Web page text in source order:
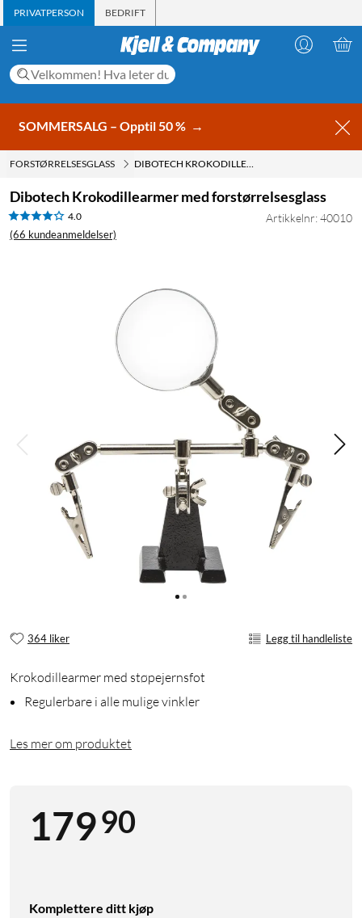
PRIVATPERSON BEDRIFT
SOMMERSALG – Opptil 50 % →
FORSTØRRELSESGLASS DIBOTECH KROKODILLEARMER MED FORSTØRRELSESGLASS
Dibotech Krokodillearmer med forstørrelsesglass
4.0
(66 kundeanmeldelser)
Artikkelnr: 40010
364 liker Legg til handleliste
Krokodillearmer med støpejernsfot
Regulerbare i alle mulige vinkler
Les mer om produktet
17990
Komplettere ditt kjøp